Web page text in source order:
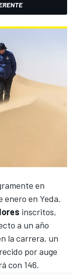
en
enero en Yeda.
inscritos,
a un año
la carrera, un
por auge
con 146.